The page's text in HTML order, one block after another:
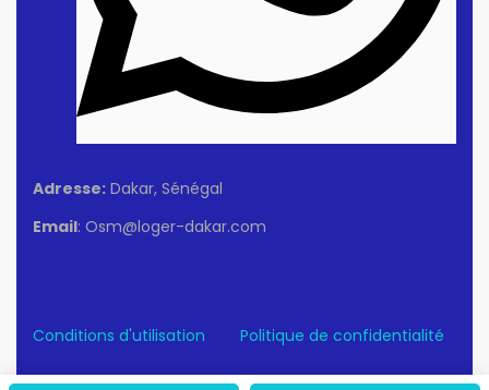
Adresse: Dakar, Sénégal
Email: Osm@loger-dakar.com
Conditions d'utilisation Politique de confidentialité